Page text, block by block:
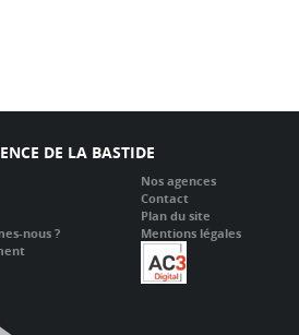
DE LA BASTIDE
nous ?
Nos agences
Contact
Plan du site
Mentions légales